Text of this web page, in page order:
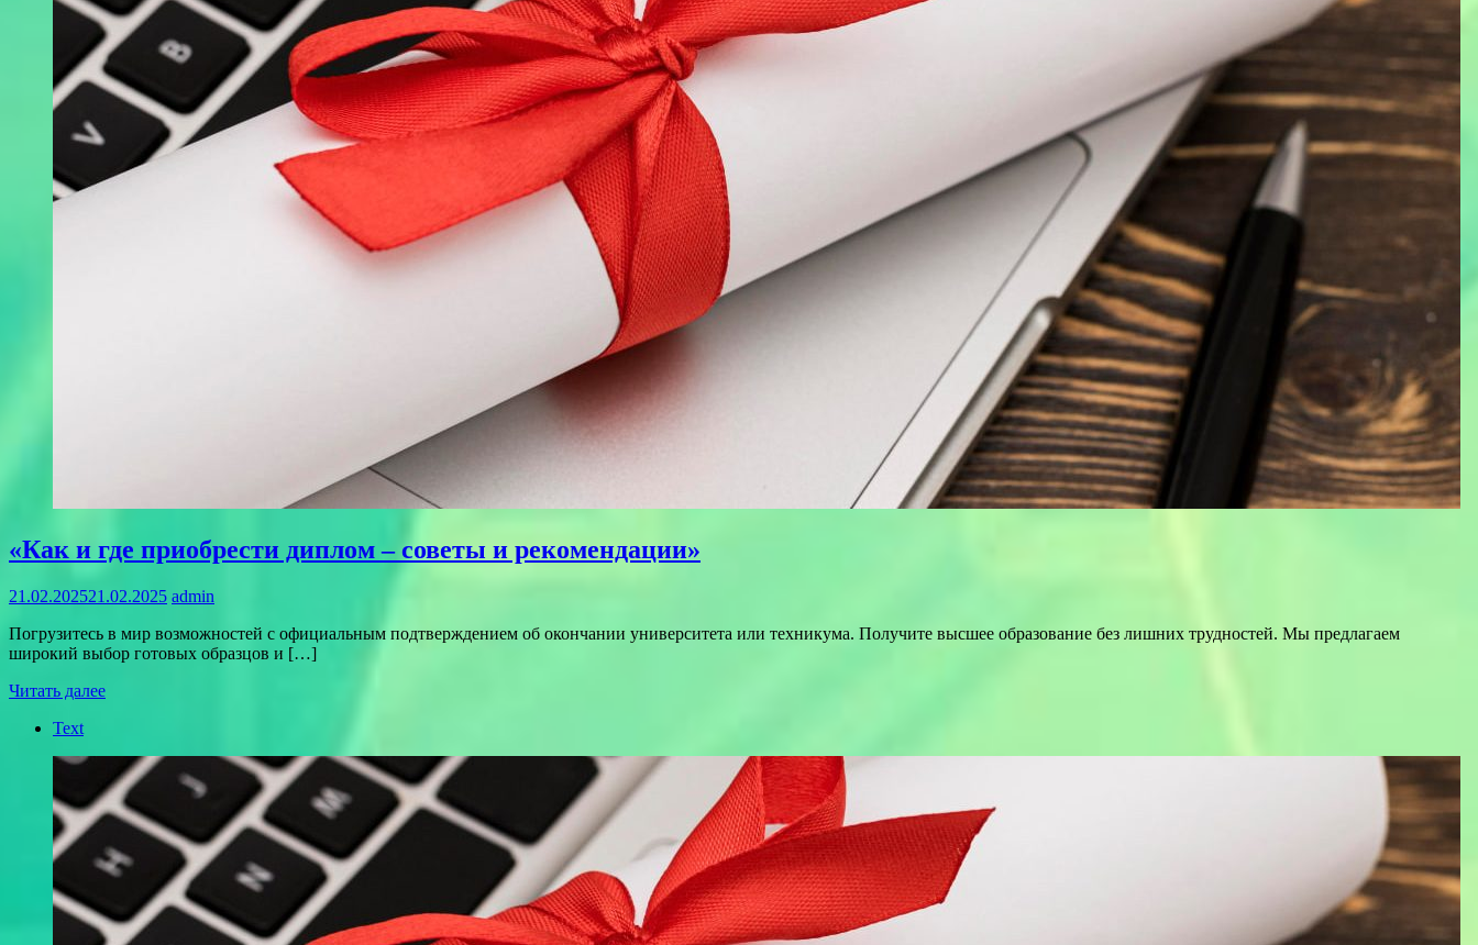
«Как и где приобрести диплом – советы и рекомендации»
21.02.202521.02.2025 admin
Погрузитесь в мир возможностей с официальным подтверждением об окончании университета или техникума. Получите высшее образование без лишних трудностей. Мы предлагаем
широкий выбор готовых образцов и […]
Читать далее
Text